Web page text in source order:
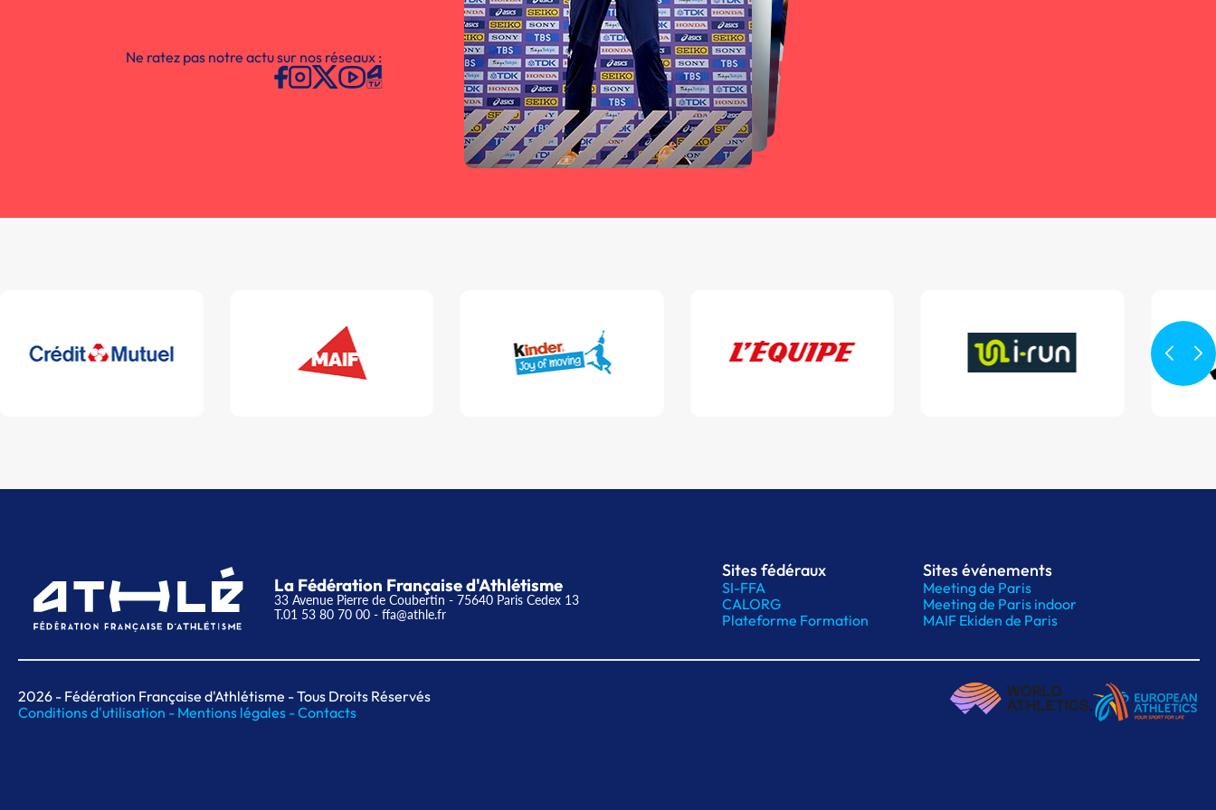
Ne ratez pas notre actu sur nos réseaux :
La Fédération Française d'Athlétisme
33 Avenue Pierre de Coubertin - 75640 Paris Cedex 13
T.01 53 80 70 00 - ffa@athle.fr
Sites fédéraux
SI-FFA
CALORG
Plateforme Formation
Sites événements
Meeting de Paris
Meeting de Paris indoor
MAIF Ekiden de Paris
2026 - Fédération Française d'Athlétisme - Tous Droits Réservés
Conditions d'utilisation - Mentions légales -Contacts